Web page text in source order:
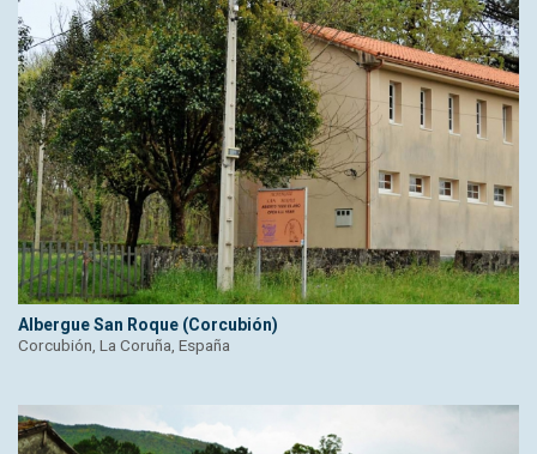
Albergue San Roque (Corcubión)
Corcubión, La Coruña, España